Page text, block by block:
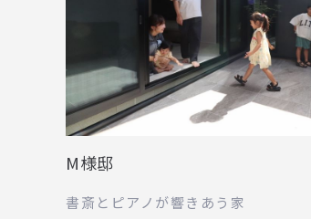
M様邸
書斎とピアノが響きあう家